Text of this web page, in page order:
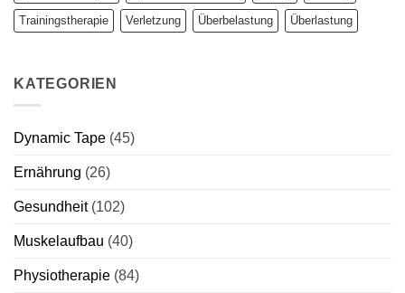
Trainingstherapie Verletzung Überbelastung Überlastung
KATEGORIEN
Dynamic Tape (45)
Ernährung (26)
Gesundheit(102)
Muskelaufbau (40)
Physiotherapie (84)